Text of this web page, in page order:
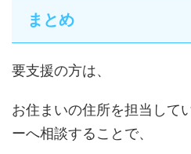
まとめ
要支援の方は、
お住まいの住所を担当して
ーへ相談することで、